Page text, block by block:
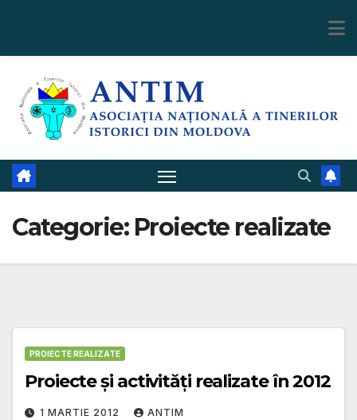
content
Categorie: Proiecte realizate
PROIECTE REALIZATE
Proiecte şi activităţi realizate în 2012
1 MARTIE 2012 ANTIM